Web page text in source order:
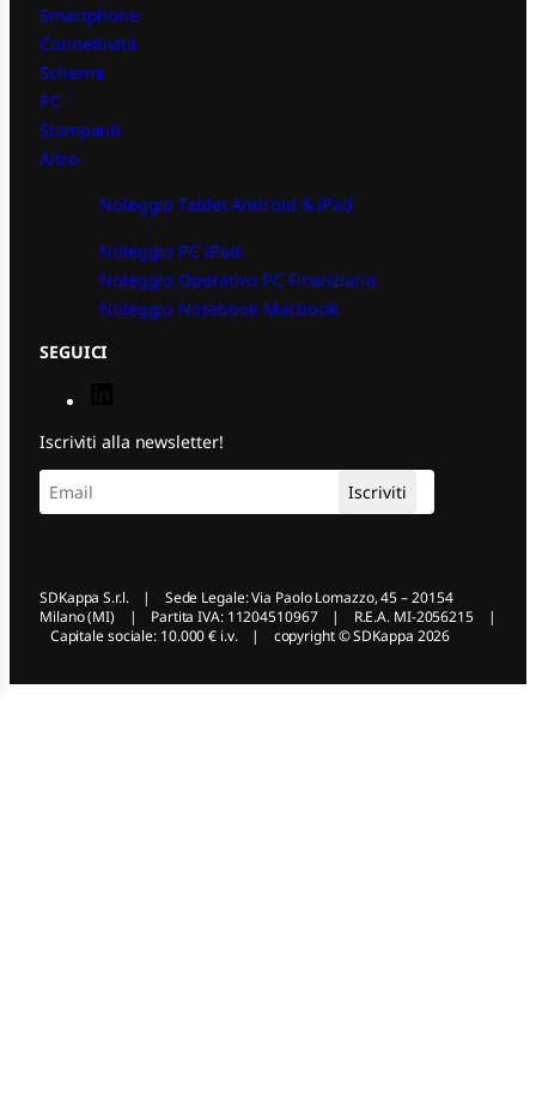
Smartphone
Connettività
Schermi
PC
Stampanti
Altro
Noleggio Tablet Android & iPad
Noleggio PC iPad
Noleggio Operativo PC Finanziarie
Noleggio Notebook Macbook
SEGUICI
n
Iscriviti alla newsletter!
SDKappa S.r.l. | Sede Legale: Via Paolo Lomazzo, 45 – 20154
Milano (MI) | Partita IVA: 11204510967 | R.E.A. MI-2056215 |
Capitale sociale: 10.000 € i.v. | copyright © SDKappa 2026